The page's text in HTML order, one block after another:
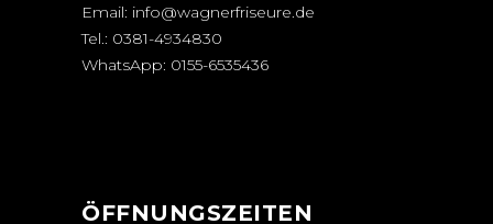
Email: info@wagnerfriseure.de
Tel.: 0381-4934830
WhatsApp: 0155-6535436
ÖFFNUNGSZEITEN